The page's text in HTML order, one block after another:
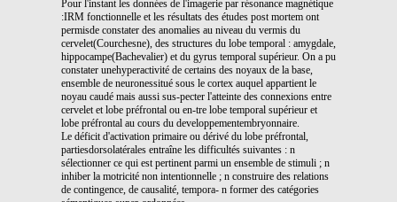
Pour l'instant les données de l'imagerie par résonance magnétique
:IRM fonctionnelle et les résultats des études post mortem ont
permisde constater des anomalies au niveau du vermis du
cervelet(Courchesne), des structures du lobe temporal : amygdale,
hippocampe(Bachevalier) et du gyrus temporal supérieur. On a pu
constater unehyperactivité de certains des noyaux de la base,
ensemble de neuronessitué sous le cortex auquel appartient le
noyau caudé mais aussi sus-pecter l'atteinte des connexions entre
cervelet et lobe préfrontal ou en-tre lobe temporal supérieur et
lobe préfrontal au cours du developpementembryonnaire.
Le déficit d'activation primaire ou dérivé du lobe préfrontal,
partiesdorsolatérales entraîne les difficultés suivantes : n
sélectionner ce qui est pertinent parmi un ensemble de stimuli ; n
inhiber la motricité non intentionnelle ; n construire des relations
de contingence, de causalité, tempora- n former des catégories